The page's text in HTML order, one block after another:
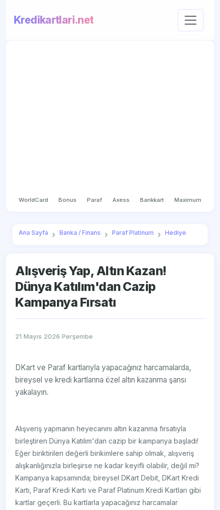
Kredikartlari.net
WorldCard Bonus Paraf Axess Bankkart Maximum
Ana Sayfa Banka / Finans Paraf Platinum Hediye
Alışveriş Yap, Altın Kazan!
Dünya Katılım'dan Cazip
Kampanya Fırsatı
21 Mayıs 2026 Perşembe
DKart ve Paraf kartlarıyla yapacağınız harcamalarda,
bireysel ve kredi kartlarına özel altın kazanma şansı
yakalayın.
Alışveriş yapmanın heyecanını altın kazanma fırsatıyla
birleştiren Dünya Katılım'dan cazip bir kampanya başladı!
Eğer biriktirilen değerli birikimlere sahip olmak, alışveriş
alışkanlığınızla birleşirse ne kadar keyifli olabilir, değil mi?
Kampanya kapsamında; bireysel DKart Debit, DKart Kredi
Kartı, Paraf Kredi Kartı ve Paraf Platinum Kredi Kartları gibi
kartlar geçerli. Bu kartlarla yapacağınız harcamalar